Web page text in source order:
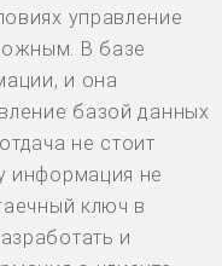
управление
В базе
и она
базой данных
не стоит
информация не
ключ в
и